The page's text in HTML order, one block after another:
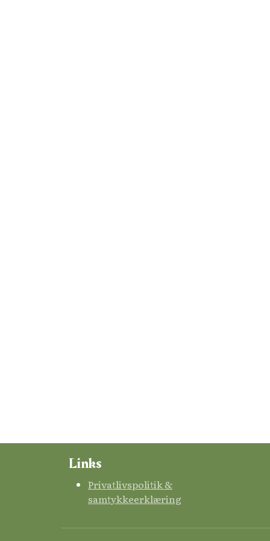
Links
Privatlivspolitik &
samtykkeerklæring